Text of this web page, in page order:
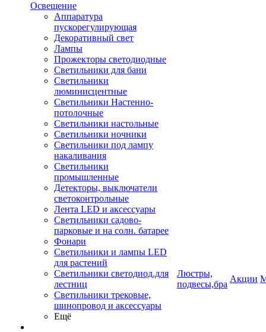
Освещение
Аппаратура
пускорегулирующая
Декоративный свет
Лампы
Прожекторы светодиодные
Светильники для бани
Светильники
люминисцентные
Светильники Настенно-
потолочные
Светильники настольные
Светильники ночники
Светильники под лампу
накаливания
Светильники
промышленные
Детекторы, выключатели
светоконтрольные
Лента LED и аксессуары
Светильники садово-
парковые и на солн. батарее
Фонари
Светильники и лампы LED
для растений
Светильники светодиод.для
лестниц
Светильники трековые,
шинопровод и аксессуары
Ещё
Люстры,
подвесы,бра
Акции